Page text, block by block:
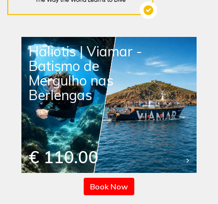
Haliotis | Viamar -
Batismo de
Mergulho nas
Berlengas
€ 110.00
Book Now